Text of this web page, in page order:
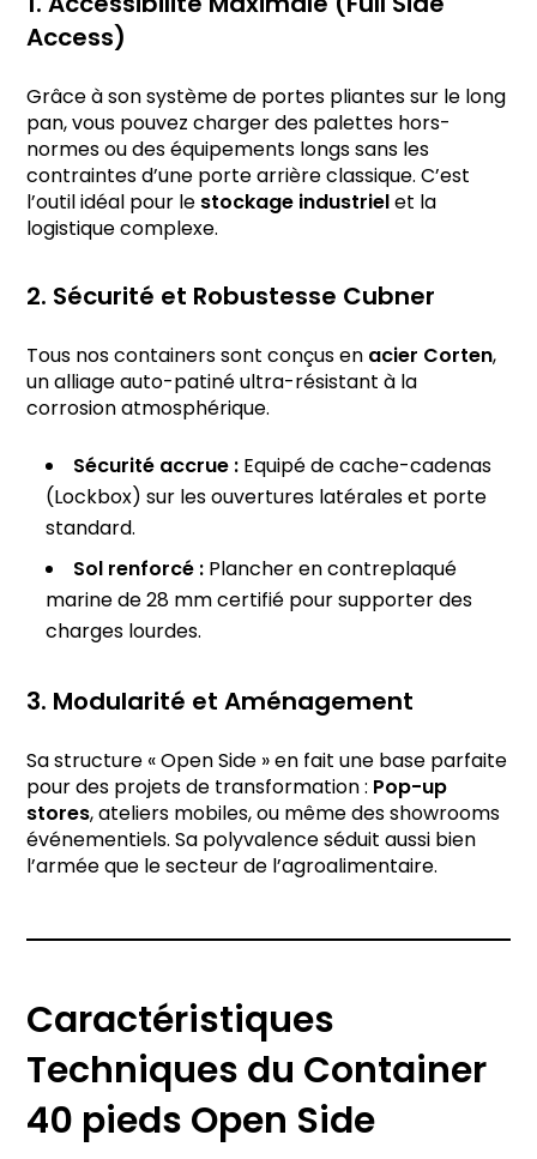
Access)
Grâce à son système de portes pliantes sur le long
pan, vous pouvez charger des palettes hors-
normes ou des équipements longs sans les
contraintes d’une porte arrière classique. C’est
l’outil idéal pour lestockage industrielet la
logistique complexe.
2. Sécurité et Robustesse Cubner
Tous nos containers sont conçus enacier Corten,
un alliage auto-patiné ultra-résistant à la
corrosion atmosphérique.
Sécurité accrue :Equipé de cache-cadenas
(Lockbox) sur les ouvertures latérales et porte
standard.
Sol renforcé :Plancher en contreplaqué
marine de 28 mm certifié pour supporter des
charges lourdes.
3. Modularité et Aménagement
Sa structure « Open Side » en fait une base parfaite
pour des projets de transformation : Pop-up
stores, ateliers mobiles, ou même des showrooms
événementiels. Sa polyvalence séduit aussi bien
l’armée que le secteur de l’agroalimentaire.
Caractéristiques
Techniques du Container
40 pieds Open Side